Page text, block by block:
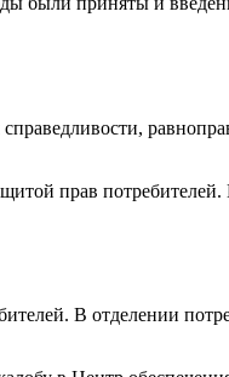
прав
В отделении